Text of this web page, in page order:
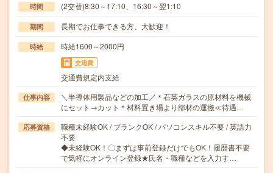
時間 (2交替)8:30～17:10、16:30～翌1:10
期間 長期でお仕事できる方、大歓迎！
時給 時給1600～2000円
交通費
交通費規定内支給
仕事内容
＼半導体用製品などの加工／＊石英ガラスの原材料を機械
にセット→カット＊材料置き場より部材の運搬≪待遇…
応募資格
職種未経験OK / ブランクOK / パソコンスキル不要 / 英語力
不要
◆未経験OK！〇まずは事前登録だけでもOK！履歴書不要
で気軽にオンライン登録★氏名・職種などを入力す…